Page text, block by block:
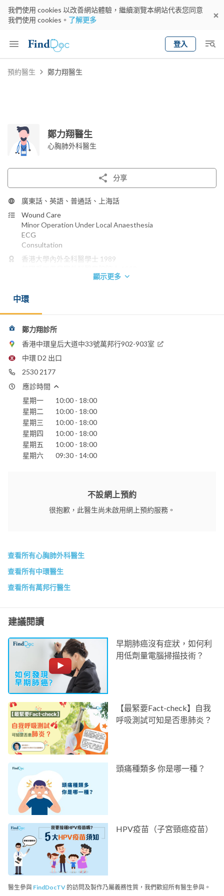
我們使用 cookies 以改善網站體驗，繼續瀏覽本網站代表您同意
我們使用 cookies。 了解更多
登入
Keyword
預約醫生 鄭力翔醫生
鄭力翔醫生
心胸肺外科醫生
分享
廣東話、英語、普通話、上海話
Wound Care
Minor Operation Under Local Anaesthesia
ECG
Consultation
香港大學內外全科醫學士 1989
香港外科醫學院院士 1993
電話：
2530 2177
電郵：
養和醫院
香港港安醫院 - 司徒拔道
聖保祿醫院
仁安醫院
顯示更多
中環
鄭力翔診所
香港中環皇后大道中33號萬邦行902-903室
中環 D2 出口
2530 2177
應診時間
星期一
10:00 - 18:00
星期二
10:00 - 18:00
星期三
10:00 - 18:00
星期四
10:00 - 18:00
星期五
10:00 - 18:00
星期六
09:30 - 14:00
不設網上預約
很抱歉，此醫生尚未啟用網上預約服務。
查看所有心胸肺外科醫生
查看所有中環醫生
查看所有萬邦行醫生
建議閱讀
早期肺癌沒有症狀，如何利
用低劑量電腦掃描技術？
【最緊要Fact-check】自我
呼吸測試可知是否患肺炎？
頭痛種類多 你是哪一種？
HPV疫苗（子宮頸癌疫苗）
醫生參與 FindDocTV 的訪問及製作乃屬義務性質，我們歡迎所有醫生參與。